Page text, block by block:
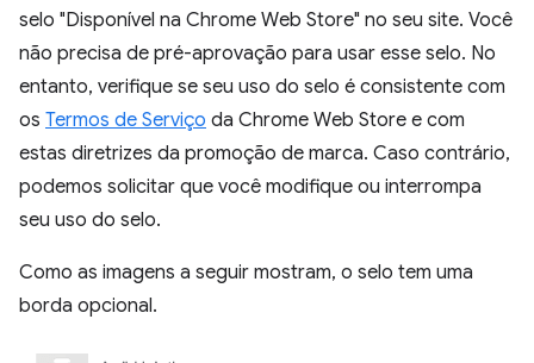
selo "Disponível na Chrome Web Store" no seu site. Você
não precisa de pré-aprovação para usar esse selo. No
entanto, verifique se seu uso do selo é consistente com
os Termos de Serviço da Chrome Web Store e com
estas diretrizes da promoção de marca. Caso contrário,
podemos solicitar que você modifique ou interrompa
seu uso do selo.
Como as imagens a seguir mostram, o selo tem uma
borda opcional.